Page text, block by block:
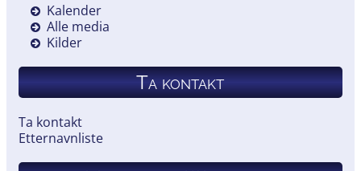
Kalender
Alle media
Kilder
Ta kontakt
Ta kontakt
Etternavnliste